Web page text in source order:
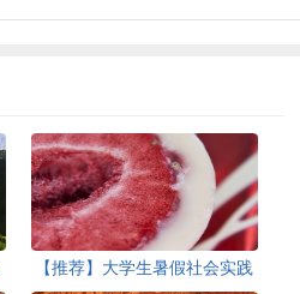
【推荐】大学生暑假社会实践